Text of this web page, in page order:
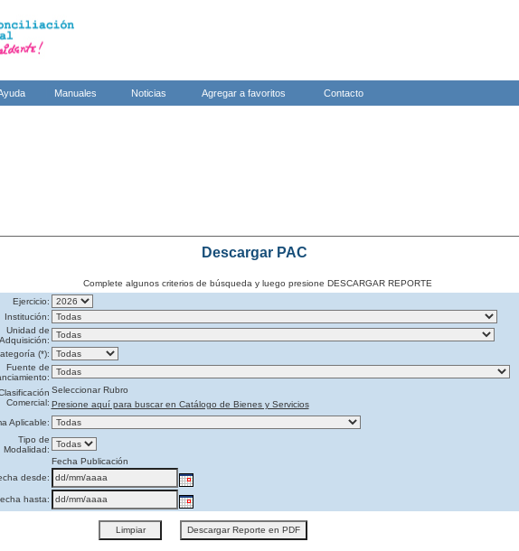
Manuales Noticias Agregar a favoritos Contacto
Descargar PAC
Complete algunos criterios de búsqueda y luego presione DESCARGAR REPORTE
Ejercicio:
Institución:
Unidad de
Adquisición:
(*):
Fuente de
Comercial:
Seleccionar Rubro
Presione aquí para buscar en Catálogo de Bienes y Servicios
Aplicable:
Tipo de
Modalidad:
Fecha Publicación
desde:
hasta: